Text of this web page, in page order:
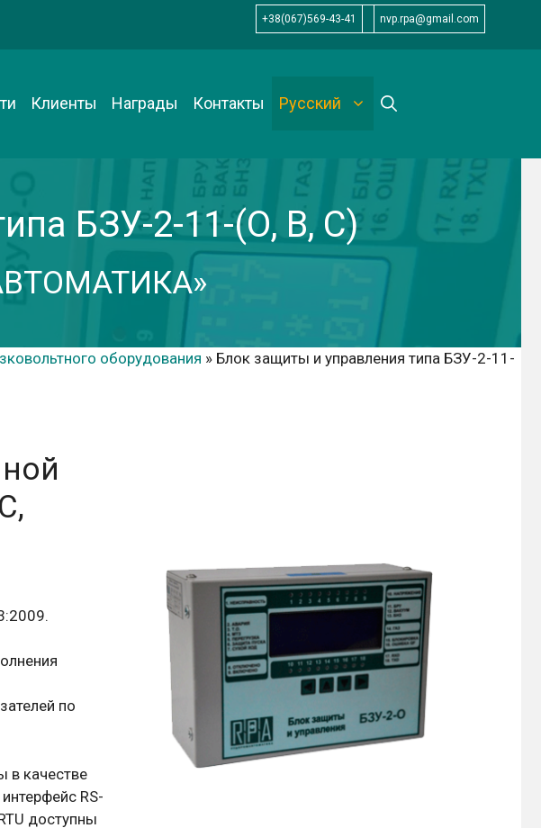
+38(067)569-43-41 nvp.rpa@gmail.com
Клиенты Награды Контакты Русский
БЗУ-2-11-(О, В, С)
оборудования » Блок защиты и управления типа БЗУ-2-11-
по
в качестве
RS-
доступны